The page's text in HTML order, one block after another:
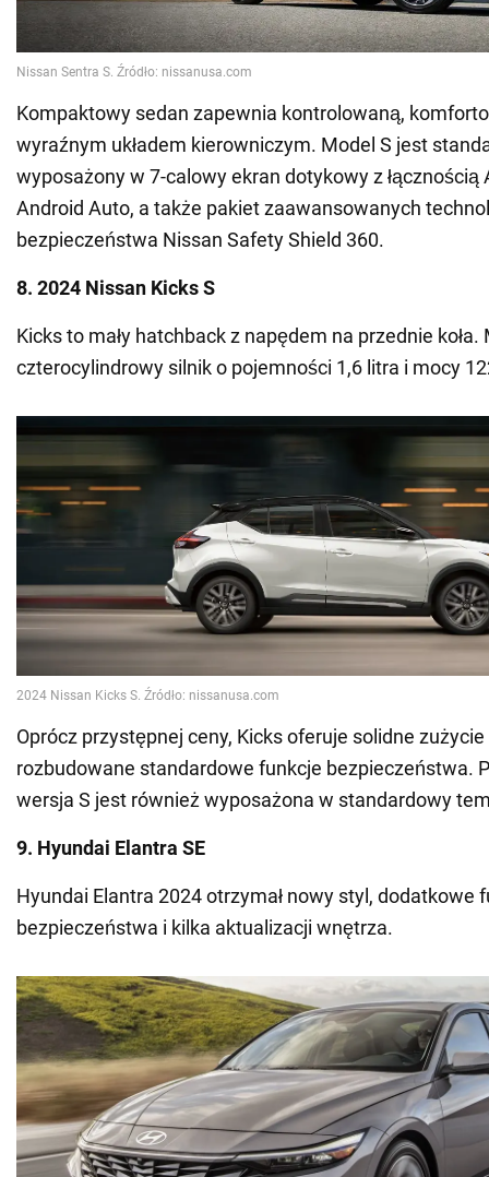
Kompaktowy sedan zapewnia kontrolowaną,
wyraźnym układem kierowniczym. Model S jest
wyposażony w 7-calowy ekran dotykowy z łącznością
Android Auto, a także pakiet zaawansowanych
bezpieczeństwa Nissan Safety Shield 360.
8. 2024 Nissan Kicks S
Kicks to mały hatchback z napędem na przednie
czterocylindrowy silnik o pojemności 1,6 litra i mocy
Oprócz przystępnej ceny, Kicks oferuje solidne
rozbudowane standardowe funkcje bezpieczeństwa.
wersja S jest również wyposażona w standardowy
9. Hyundai Elantra SE
Hyundai Elantra 2024 otrzymał nowy styl, dodatkowe
bezpieczeństwa i kilka aktualizacji wnętrza.